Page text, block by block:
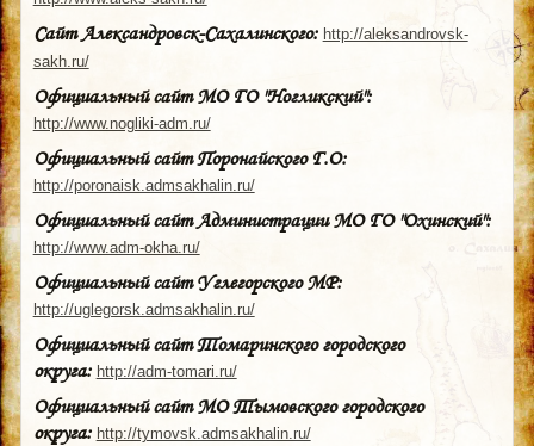
Сайт Александровск-Сахалинского: http://aleksandrovsk-
sakh.ru/
Официальный сайт МО ГО "Ногликский":
http://www.nogliki-adm.ru/
Официальный сайт Поронайского Г.О:
http://poronaisk.admsakhalin.ru/
Официальный сайт Администрации МО ГО "Охинский":
http://www.adm-okha.ru/
Официальный сайт Углегорского МР:
http://uglegorsk.admsakhalin.ru/
Официальный сайт Томаринского городского
округа: http://adm-tomari.ru/
Официальный сайт МО Тымовского городского
округа: http://tymovsk.admsakhalin.ru/